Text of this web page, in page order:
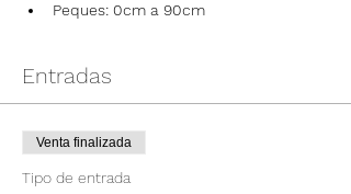
Peques: 0cm a 90cm
Entradas
Venta finalizada
Tipo de entrada